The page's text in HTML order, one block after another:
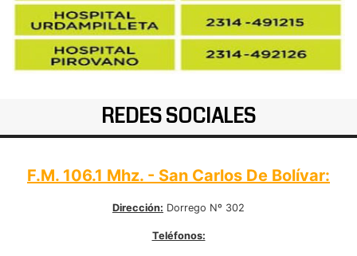
REDES SOCIALES
F.M. 106.1 Mhz. - San Carlos De Bolívar:
Dirección: Dorrego Nº 302
Teléfonos: